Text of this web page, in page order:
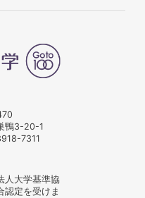
鴨3-20-1
7311
人大学基準協
認定を受けま